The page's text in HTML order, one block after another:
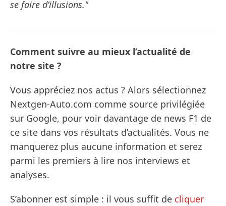
se faire d’illusions."
Comment suivre au mieux l’actualité de
notre site ?
Vous appréciez nos actus ? Alors sélectionnez
Nextgen-Auto.com comme source privilégiée
sur Google, pour voir davantage de news F1 de
ce site dans vos résultats d’actualités. Vous ne
manquerez plus aucune information et serez
parmi les premiers à lire nos interviews et
analyses.
S’abonner est simple : il vous suffit de cliquer